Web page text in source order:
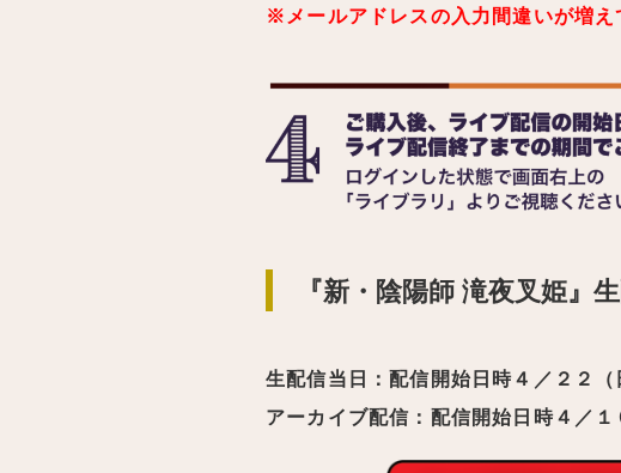
※メールアドレスの入力間違いが増え
『新・陰陽師 滝夜叉姫
生配信当日：配信開始日時４／２２
アーカイブ配信：配信開始日時４／